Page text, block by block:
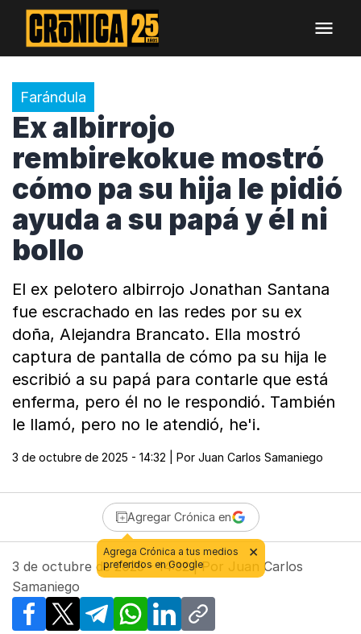
Farándula
Ex albirrojo
rembirekokue mostró
cómo pa su hija le pidió
ayuda a su papá y él ni
bollo
El ex pelotero albirrojo Jonathan Santana
fue escrachado en las redes por su ex
doña, Alejandra Brancato. Ella mostró
captura de pantalla de cómo pa su hija le
escribió a su papá para contarle que está
enferma, pero él no le respondió. También
le llamó, pero no le atendió, he'i.
3 de octubre de 2025 - 14:32 | Por Juan Carlos Samaniego
Agregar Crónica en
3 de octubre de 2025 - 14:32| Por Juan Carlos
Samaniego
Facebook
X TelegramWhatsApp
LinkedInCopy link